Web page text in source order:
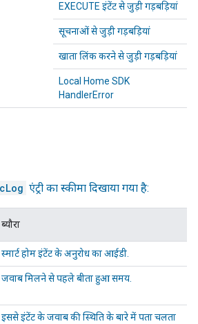
EXECUTE इंटेंट से जुड़ी गड़बड़ियां
सूचनाओंसे जुड़ी गड़बड़ियां
खाता लिंक करनेसे जुड़ी गड़बड़ियां
Local Home SDK
HandlerError
एंट्री का स्कीमा दिखाया गया है:
ब्यौरा
स्मार्ट होम इंटेंट के अनुरोध का आईडी.
जवाब मिलने से पहले बीता हुआ समय.
इससे इंटेंट के जवाब की स्थिति के बारे में पता चलता